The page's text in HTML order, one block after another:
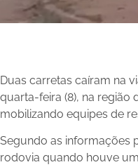
Duas carretas caíram na
quarta-feira (8), na região
mobilizando equipes de
Segundo as informações
rodovia quando houve